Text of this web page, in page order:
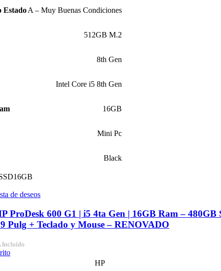
EstadoA – Muy Buenas Condiciones
512GB M.2
8th Gen
Intel Core i5 8th Gen
16GB
Mini Pc
Black
16GB
de deseos
ProDesk 600 G1 | i5 4ta Gen | 16GB Ram – 480GB
Pulg + Teclado y Mouse – RENOVADO
Incluído
HP